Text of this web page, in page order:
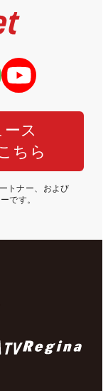
ス
ちら
トナー、および
です。